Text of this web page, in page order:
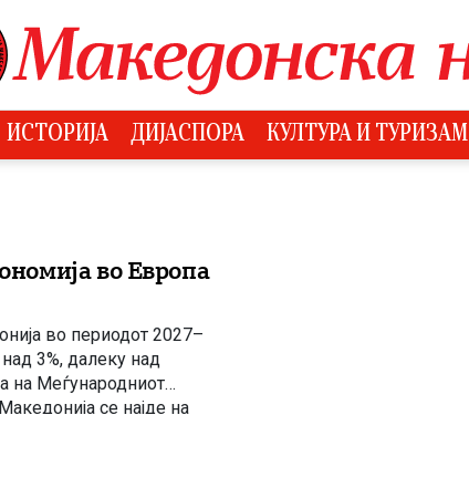
ИСТОРИЈА ДИЈАСПОРА КУЛТУРА И ТУРИЗАМ
во Европа
во периодот 2027–
3%, далеку над
на Меѓународниот
се најде на
континент. Во